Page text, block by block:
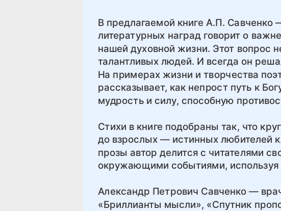
В предлагаемой книге А.П. Савченко
литературных наград говорит о
нашей духовной жизни. Этот вопрос
талантливых людей. И всегда он
На примерах жизни и творчества
рассказывает, как непрост путь к
мудрость и силу, способную
Стихи в книге подобраны так, что
до взрослых — истинных любителей
прозы автор делится с читателями
окружающими событиями, используя
Александр Петрович Савченко —
«Бриллианты мысли», «Спутник